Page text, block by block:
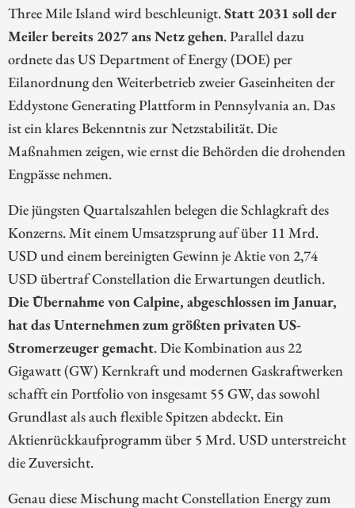
Three Mile Island wird beschleunigt.Statt 2031 soll der
Meiler bereits 2027 ans Netz gehen. Parallel dazu
ordnete das US Department of Energy (DOE) per
Eilanordnung den Weiterbetrieb zweier Gaseinheiten der
Eddystone Generating Plattform in Pennsylvania an. Das
ist ein klares Bekenntnis zur Netzstabilität. Die
Maßnahmen zeigen, wie ernst die Behörden die drohenden
Engpässe nehmen.
Die jüngsten Quartalszahlen belegen die Schlagkraft des
Konzerns. Mit einem Umsatzsprung auf über 11 Mrd.
USD und einem bereinigten Gewinn je Aktie von 2,74
USD übertraf Constellation die Erwartungen deutlich.
Die Übernahme von Calpine, abgeschlossen im Januar,
hat das Unternehmen zum größten privaten US-
Stromerzeuger gemacht. Die Kombination aus 22
Gigawatt (GW) Kernkraft und modernen Gaskraftwerken
schafft ein Portfolio von insgesamt 55 GW, das sowohl
Grundlast als auch flexible Spitzen abdeckt. Ein
Aktienrückkaufprogramm über 5 Mrd. USD unterstreicht
die Zuversicht.
Genau diese Mischung macht Constellation Energy zum